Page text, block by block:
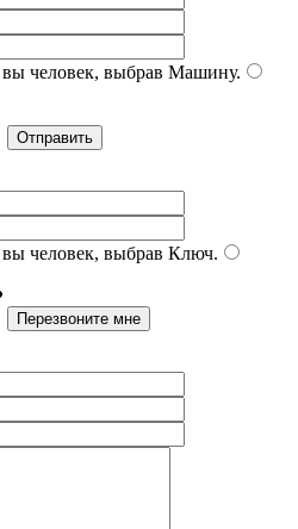
человек, выбрав Машину.
человек, выбрав Ключ.